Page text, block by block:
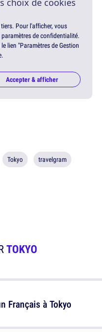
Pour l'afficher, vous
de confidentialité.
lien "Paramètres de Gestion
Accepter & afficher
Tokyo travelgram
TOKYO
Français à Tokyo